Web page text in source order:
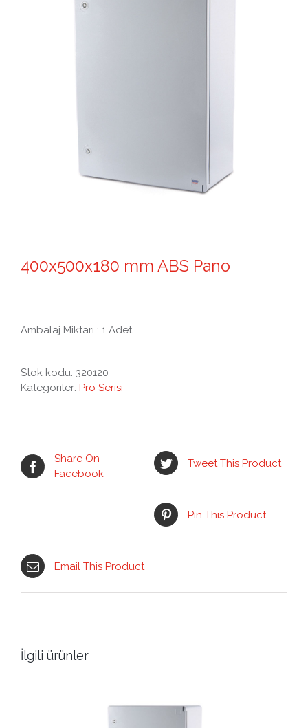
400x500x180 mm ABS Pano
Ambalaj Miktarı : 1 Adet
Stok kodu: 320120
Kategoriler: Pro Serisi
Share On
Facebook
Tweet This Product
Pin This Product
Email This Product
İlgili ürünler